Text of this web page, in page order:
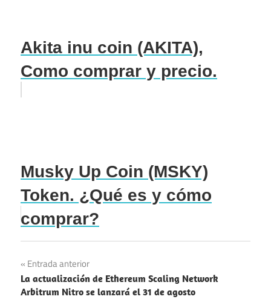
Akita inu coin (AKITA),
Como comprar y precio.
Musky Up Coin (MSKY)
Token. ¿Qué es y cómo
comprar?
Navegación
de
Entrada anterior
La actualización de Ethereum Scaling Network
Arbitrum Nitro se lanzará el 31 de agosto